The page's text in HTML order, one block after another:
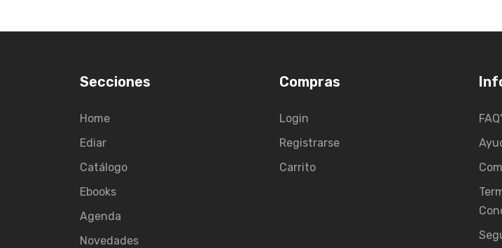
Secciones
Home
Ediar
Catálogo
Ebooks
Agenda
Novedades
Compras
Login
Registrarse
Carrito